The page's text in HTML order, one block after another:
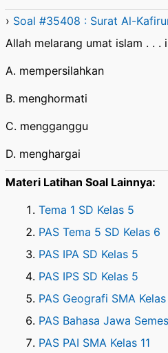
› Soal #35408 : Surat Al-
Allah melarang umat islam . . .
A. mempersilahkan
B. menghormati
C. mengganggu
D. menghargai
Materi Latihan Soal Lainnya:
Tema 1 SD Kelas 5
PAS Tema 5 SD Kelas 6
PAS IPA SD Kelas 5
PAS IPS SD Kelas 5
PAS Geografi SMA Kelas
PAS Bahasa Jawa
PAS PAI SMA Kelas 11